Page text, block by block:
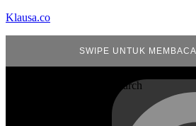
Klausa.co
SWIPE UNTUK
Search